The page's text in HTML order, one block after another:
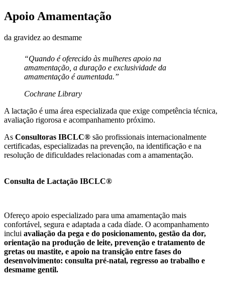
Apoio Amamentação
da gravidez ao desmame
“Quando é oferecido às mulheres apoio na
amamentação, a duração e exclusividade da
amamentação é aumentada.”
Cochrane Library
A lactação é uma área especializada que exige competência técnica,
avaliação rigorosa e acompanhamento próximo.
As Consultoras IBCLC® são profissionais internacionalmente
certificadas, especializadas na prevenção, na identificação e na
resolução de dificuldades relacionadas com a amamentação.
Consulta de Lactação IBCLC®
Ofereço apoio especializado para uma amamentação mais
confortável, segura e adaptada a cada díade. O acompanhamento
inclui avaliação da pega e do posicionamento, gestão da dor,
orientação na produção de leite, prevenção e tratamento de
gretas ou mastite, e apoio na transição entre fases do
desenvolvimento: consulta pré-natal, regresso ao trabalho e
desmame gentil.